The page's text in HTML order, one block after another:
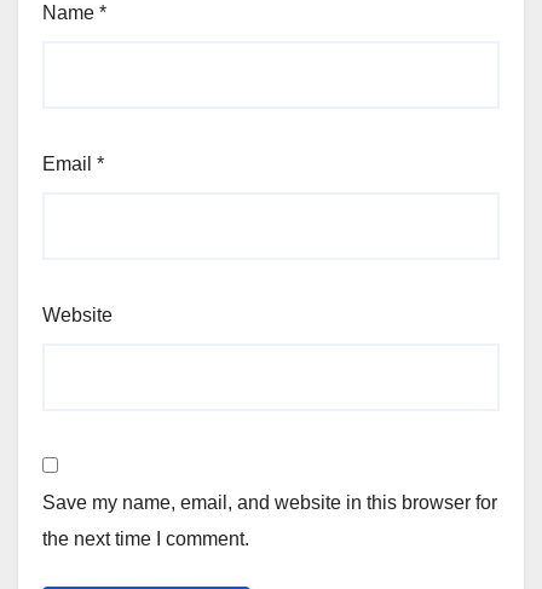
Name *
Email *
Website
Save my name, email, and website in this browser for
the next time I comment.